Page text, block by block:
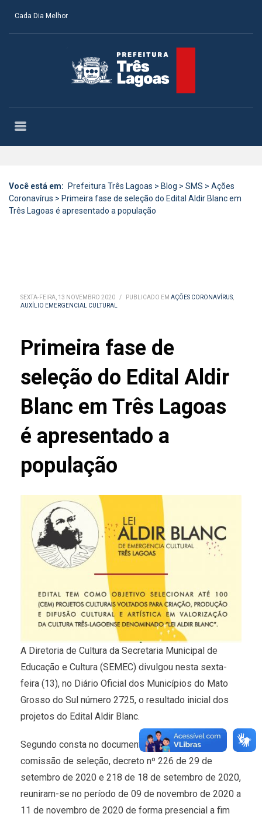
Cada Dia Melhor
Você está em: Prefeitura Três Lagoas > Blog > SMS > Ações
Coronavírus > Primeira fase de seleção do Edital Aldir Blanc em
Três Lagoas é apresentado a população
SEXTA-FEIRA, 13 NOVEMBRO 2020 / PUBLICADO EM AÇÕES CORONAVÍRUS,
AUXÍLIO EMERGENCIAL CULTURAL
Primeira fase de
seleção do Edital Aldir
Blanc em Três Lagoas
é apresentado a
população
A Diretoria de Cultura da Secretaria Municipal de
Educação e Cultura (SEMEC) divulgou nesta sexta-
feira (13), no Diário Oficial dos Municípios do Mato
Grosso do Sul número 2725, o resultado inicial dos
projetos do Edital Aldir Blanc.
Segundo consta no documento, os membros da
comissão de seleção, decreto nº 226 de 29 de
setembro de 2020 e 218 de 18 de setembro de 2020,
reuniram-se no período de 09 de novembro de 2020 a
11 de novembro de 2020 de forma presencial a fim